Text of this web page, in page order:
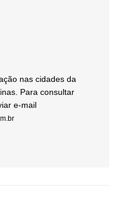
nas cidades da
Para consultar
e-mail